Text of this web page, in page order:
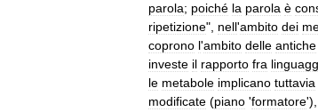
parola; poiché la parola è
ripetizione", nell'am­bito dei
coprono l'ambito delle antiche
investe il rapporto fra
le metabole implicano tuttavia
mo­dificate (piano 'formatore'),